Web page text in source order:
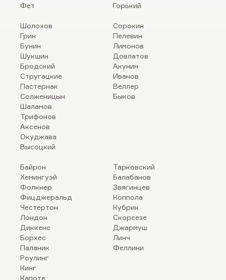
Фет
Горький
Шолохов
Грин
Бунин
Шукшин
Бродский
Стругацкие
Пастернак
Солженицын
Шаламов
Трифонов
Аксенов
Окуджава
Высоцкий
Сорокин
Пелевин
Лимонов
Довлатов
Акунин
Иванов
Веллер
Быков
Байрон
Хемингуэй
Фолкнер
Фицджеральд
Честертон
Лондон
Диккенс
Борхес
Паланик
Роулинг
Кинг
Капоте
Тарковский
Балабанов
Звягинцев
Коппола
Кубрик
Скорсезе
Джармуш
Линч
Феллини